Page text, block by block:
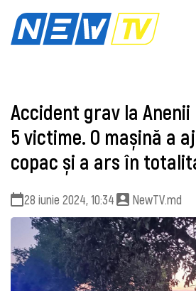
Accident grav la Anenii
5 victime. O mașină a
copac și a ars în
28 iunie 2024, 10:34 NewTV.md